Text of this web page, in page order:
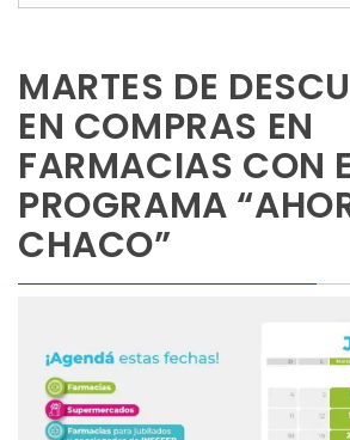
MARTES DE
EN COMPRAS EN
FARMACIAS CON
PROGRAMA
CHACO”